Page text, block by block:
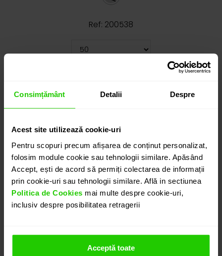
Consimțământ Detalii Despre
Acest site utilizează cookie-uri
Pentru scopuri precum afișarea de conținut personalizat,
folosim module cookie sau tehnologii similare. Apăsând
Accept, ești de acord să permiți colectarea de informații
prin cookie-uri sau tehnologii similare. Află in sectiunea
Politica de Cookies mai multe despre cookie-uri,
inclusiv despre posibilitatea retragerii
Acceptă toate
Ref: 200538
Cauți o altă mărime? CLICK AICI!
4.115lei
ADAUGĂ ÎN COȘ
PROGRAMEAZĂ O ÎNTÂLNIRE